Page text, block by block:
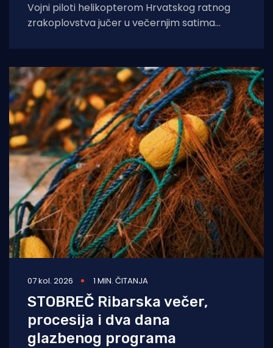
Vojni piloti helikopterom Hrvatskog ratnog
zrakoplovstva jučer u večernjim satima
07 kol. 2026 1 MIN. ČITANJA
STOBREČ Ribarska večer,
procesija i dva dana
glazbenog programa